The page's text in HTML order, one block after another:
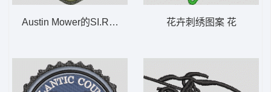
Austin Mower的SI.R.T.徽章 0303 AUSTINMOW
花卉刺绣图案 花